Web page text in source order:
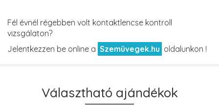
Fél évnél régebben volt kontaktlencse kontroll
vizsgálaton?
Jelentkezzen be online a Szemüvegek.hu oldalunkon !
Választható ajándékok